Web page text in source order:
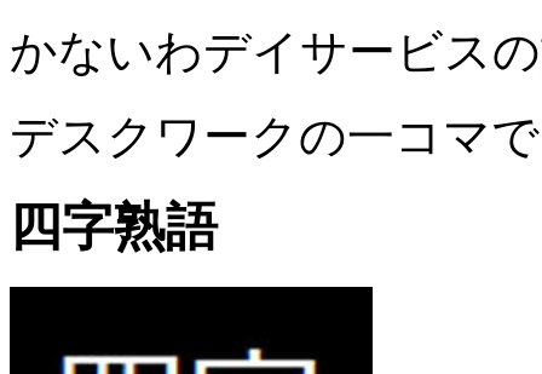
かないわデイサービス
デスクワークの一コマ
四字熟語